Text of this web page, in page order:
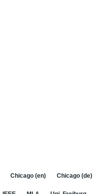
Chicago (en) Chicago (de)